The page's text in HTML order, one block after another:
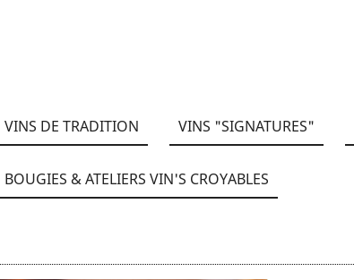
VINS DE TRADITION VINS "SIGNATURES"
BOUGIES & ATELIERS VIN'S CROYABLES